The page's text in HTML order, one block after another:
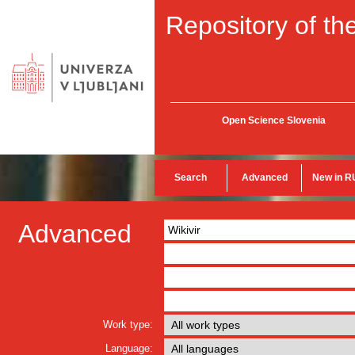
Repository of
Open Science Slovenia
Search Advanced New in
Advanced
Work type:
Language: